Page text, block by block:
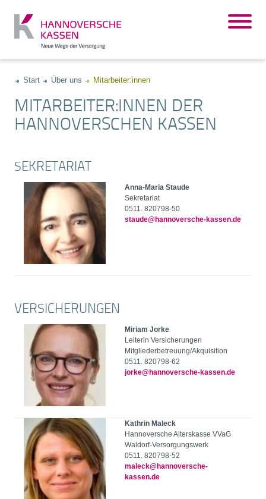
Start Über uns Mitarbeiter:innen
MITARBEITER:INNEN DER
HANNOVERSCHEN KASSEN
SEKRETARIAT
Anna-Maria Staude
Sekretariat
0511. 820798-50
staude@hannoversche-kassen.de
VERSICHERUNGEN
Miriam Jorke
Leiterin Versicherungen
Mitgliederbetreuung/Akquisition
0511. 820798-62
jorke@hannoversche-kassen.de
Kathrin Maleck
Hannoversche Alterskasse VVaG
Waldorf-Versorgungswerk
0511. 820798-52
maleck@hannoversche-
kassen.de